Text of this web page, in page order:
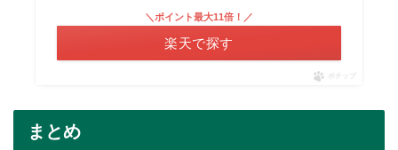
＼ポイント最大11倍！／
楽天で探す
ポチップ
まとめ